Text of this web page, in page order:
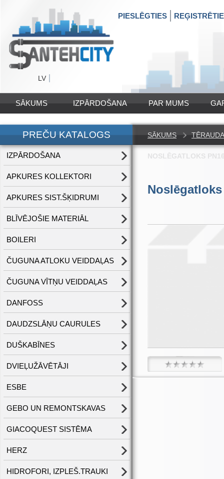
LV
PIESLĒGTIES
SĀKUMS IZPĀRDOŠANA PAR MUMS
PREČU KATALOGS
IZPĀRDOŠANA
APKURES KOLLEKTORI
APKURES SIST.ŠĶIDRUMI
BLĪVĒJOŠIE MATERIĀL
BOILERI
ČUGUNA ATLOKU VEIDDAĻAS
ČUGUNA VĪTŅU VEIDDAĻAS
DANFOSS
DAUDZSLĀŅU CAURULES
DUŠKABĪNES
DVIEĻUŽĀVĒTĀJI
ESBE
GEBO UN REMONTSKAVAS
GIACOQUEST SISTĒMA
HERZ
HIDROFORI, IZPLEŠ.TRAUKI
SĀKUMS
NOSLĒGATLOKS
Noslēgatloks